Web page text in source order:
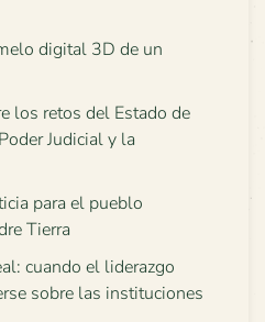
digital 3D de un
los retos del Estado de
Judicial y la
para el pueblo
Tierra
cuando el liderazgo
sobre las instituciones